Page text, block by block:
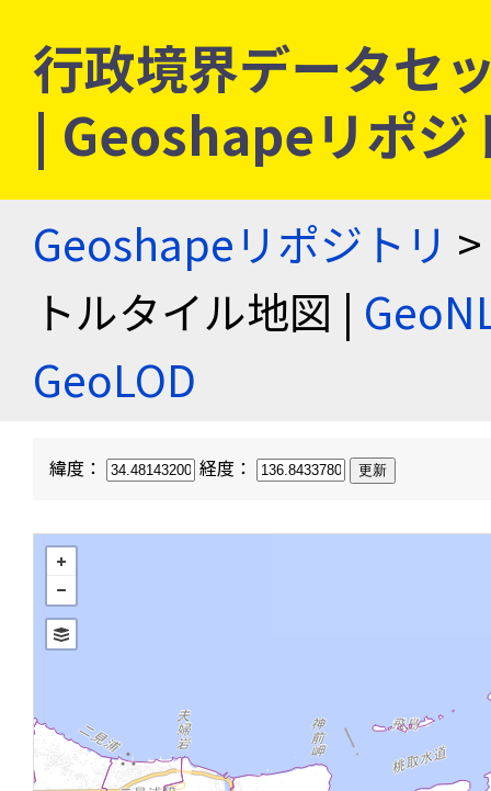
行政境界データセ
| Geoshapeリポジ
Geoshapeリポジトリ
トルタイル地図 |
GeoLOD
緯度： 経度：